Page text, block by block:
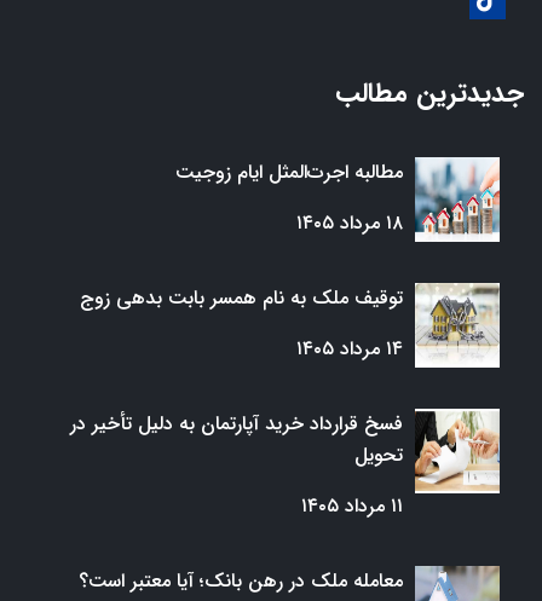
جدیدترین مطالب
مطالبه اجرت‌المثل ایام زوجیت
۱۸ مرداد ۱۴۰۵
توقیف ملک به نام همسر بابت بدهی زوج
۱۴ مرداد ۱۴۰۵
فسخ قرارداد خرید آپارتمان به دلیل تأخیر در
تحویل
۱۱ مرداد ۱۴۰۵
معامله ملک در رهن بانک؛ آیا معتبر است؟